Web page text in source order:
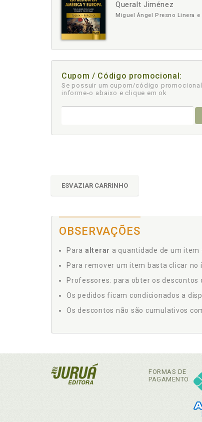
Queralt Jiménez
Miguel Ángel Presno Linera e
Cupom / Código promocional:
Se possuir um cupom/código
informe-o abaixo e clique em ok
ESVAZIAR CARRINHO
OBSERVAÇÕES
Para alterar a quantidade de um
Para remover um item basta clicar no
Professores: para obter os descontos
Os pedidos ficam condicionados a
Os descontos não são cumulativos
FORMAS DE
PAGAMENTO